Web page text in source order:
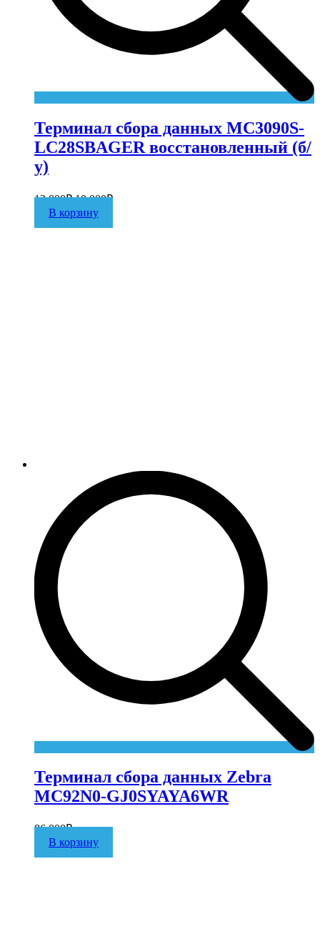
Терминал сбора данных MC3090S-
LC28SBAGER восстановленный (б/
у)
12 000₽ 10 000₽
В корзину
Терминал сбора данных Zebra
MC92N0-GJ0SYAYA6WR
86 000₽
В корзину